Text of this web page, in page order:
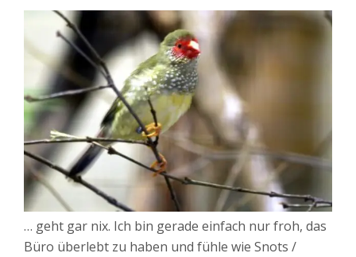
… geht gar nix. Ich bin gerade einfach nur froh, das
Büro überlebt zu haben und fühle wie Snots /